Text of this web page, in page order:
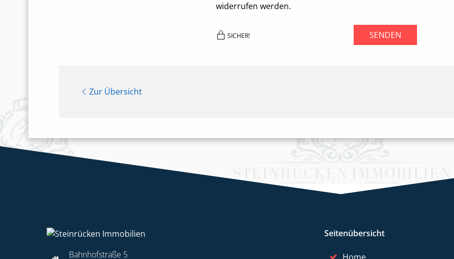
widerrufen werden.
SICHER! SENDEN
Zur Übersicht
Bahnhofstraße 5
Seitenübersicht